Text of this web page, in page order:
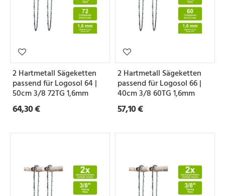
2 Hartmetall Sägeketten
passend für Logosol 64 |
50cm 3/8 72TG 1,6mm
64,30 €
2 Hartmetall Sägeketten
passend für Logosol 66 |
40cm 3/8 60TG 1,6mm
57,10 €